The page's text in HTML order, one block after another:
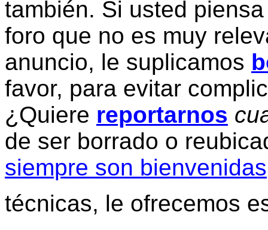
también. Si usted
foro que no es muy
anuncio, le suplicamos
favor, para evitar
¿Quiere reportarnos
de ser borrado o
siempre son bienvenidas
técnicas, le ofrecemos